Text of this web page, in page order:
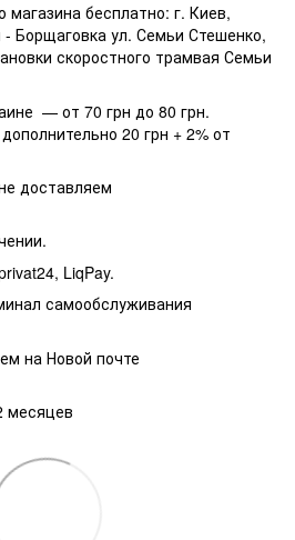
бесплатно: г. Киев,
Борщаговка ул. Семьи Стешенко,
скоростного трамвая Семьи
— от 70 грн до 80 грн.
20 грн + 2% от
доставляем
LiqPay.
самообслуживания
на Новой почте
месяцев